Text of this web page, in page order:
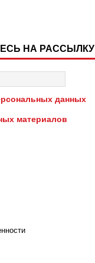
НА РАССЫЛКУ
данных
материалов